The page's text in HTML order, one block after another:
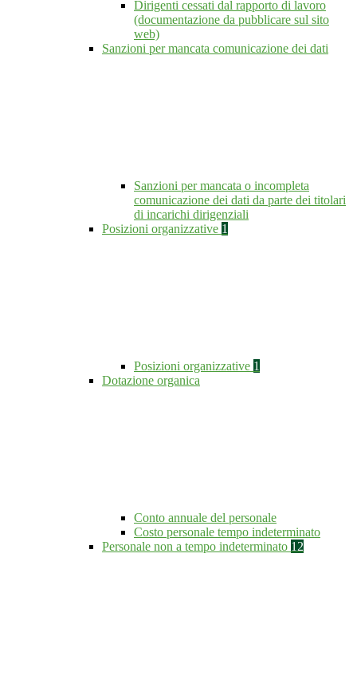
Dirigenti cessati dal rapporto di lavoro
(documentazione da pubblicare sul sito
web)
Sanzioni per mancata comunicazione dei dati
Sanzioni per mancata o incompleta
comunicazione dei dati da parte dei titolari
di incarichi dirigenziali
Posizioni organizzative 1
Posizioni organizzative 1
Dotazione organica
Conto annuale del personale
Costo personale tempo indeterminato
Personale non a tempo indeterminato 12